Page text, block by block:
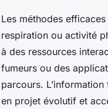
Les méthodes
respiration ou activité
à des ressources
fumeurs ou des
parcours.
en projet évolutif et